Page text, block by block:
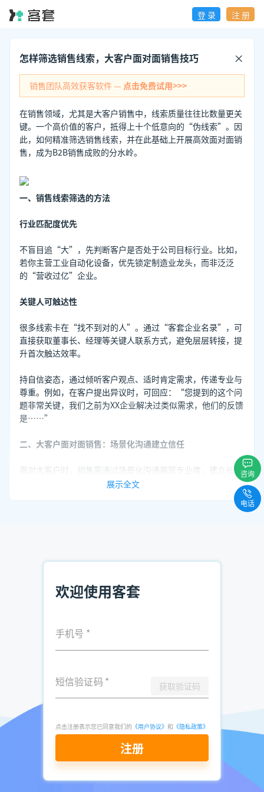
登 录 注 册
怎样筛选销售线索，大客户面对面销售技巧
销售团队高效获客软件 — 点击免费试用>>>
在销售领域，尤其是大客户销售中，线索质量往往比数量更关
键。一个高价值的客户，抵得上十个低意向的“伪线索”。因
此，如何精准筛选销售线索，并在此基础上开展高效面对面销
售，成为B2B销售成败的分水岭。
一、销售线索筛选的方法
行业匹配度优先
不盲目追“大”，先判断客户是否处于公司目标行业。比如，
若你主营工业自动化设备，优先锁定制造业龙头，而非泛泛
的“营收过亿”企业。
关键人可触达性
很多线索卡在“找不到对的人”。通过“客套企业名录”，可
直接获取董事长、经理等关键人联系方式，避免层层转接，提
升首次触达效率。
持自信姿态，通过倾听客户观点、适时肯定需求，传递专业与
尊重。例如，在客户提出异议时，可回应：“您提到的这个问
题非常关键，我们之前为XX企业解决过类似需求，他们的反馈
是……”
二、大客户面对面销售：场景化沟通建立信任
面对大客户时，销售需通过场景化沟通展现专业度，建立长期
合作关系。客套企业名录提供的企业背景信息(如业务范围、
术升级需求)，结合SPIN顾问式销售法，设计针对性解决方
降低成本。
大客户注重长期价值，销售需避免“压价式”谈判，转而强调
合作带来的综合收益(如技术赋能、品牌背书)。例如，可提
得行业头部企业的合作案例”。
非语言沟通与关系维护
面对面沟通中，肢体语言、语气节奏等非语言信号占比超
70%。销售需保持自信姿态，通过倾听客户观点、适时肯定需
求，传递专业与尊重。例如，在客户提出异议时，可回
应：“您提到的这个问题非常关键，我们之前为XX企业解决过
类似需求，他们的反馈是……”
展示全文
欢迎使用客套
手机号 *
短信验证码 * 获取验证码
点击注册表示您已同意我们的 《用户协议》 和 《隐私政策》
注册
咨询
电话